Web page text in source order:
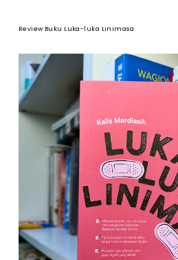
Review Buku Luka-luka Linimasa